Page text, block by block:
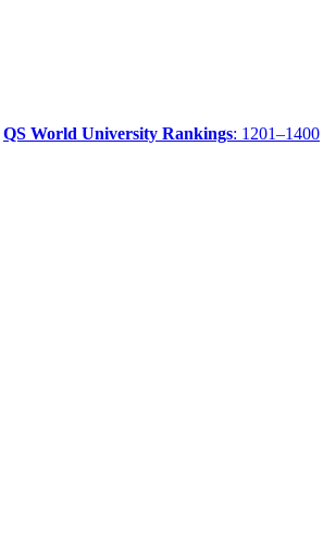
QS World University Rankings: 1201–1400